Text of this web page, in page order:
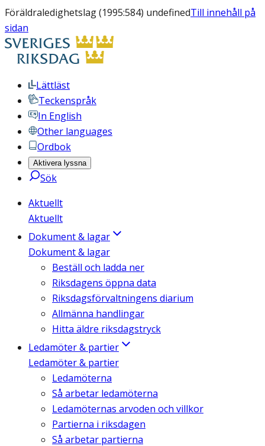
Föräldraledighetslag (1995:584) undefinedTill innehåll på
sidan
Lättläst
Teckenspråk
In English
Other languages
Ordbok
Aktivera lyssna
Sök
Aktuellt
Aktuellt
Dokument & lagar
Dokument & lagar
Beställ och ladda ner
Riksdagens öppna data
Riksdagsförvaltningens diarium
Allmänna handlingar
Hitta äldre riksdagstryck
Ledamöter & partier
Ledamöter & partier
Ledamöterna
Så arbetar ledamöterna
Ledamöternas arvoden och villkor
Partierna i riksdagen
Så arbetar partierna